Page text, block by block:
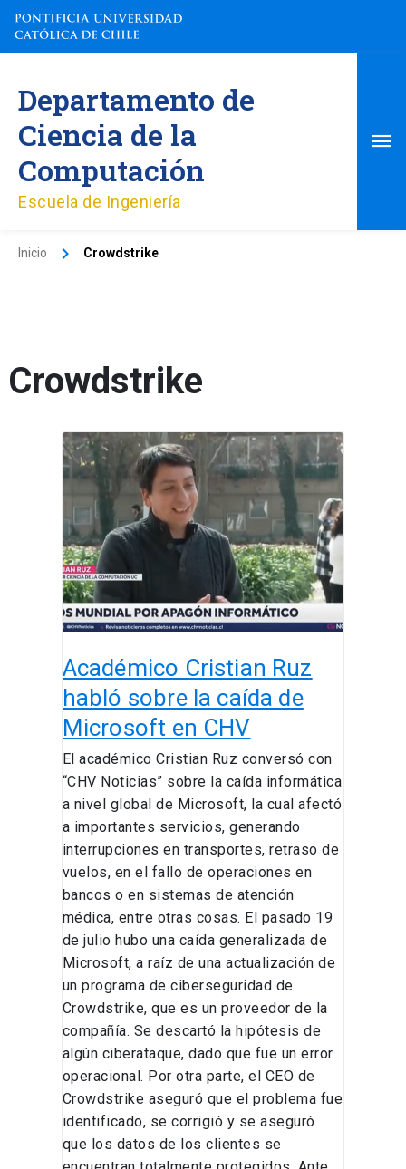
contenido
Departamento de
Ciencia de la
Computación
Escuela de Ingeniería
Inicio Crowdstrike
Crowdstrike
Académico Cristian Ruz
habló sobre la caída de
Microsoft en CHV
El académico Cristian Ruz conversó con
“CHV Noticias” sobre la caída informática
a nivel global de Microsoft, la cual afectó
a importantes servicios, generando
interrupciones en transportes, retraso de
vuelos, en el fallo de operaciones en
bancos o en sistemas de atención
médica, entre otras cosas. El pasado 19
de julio hubo una caída generalizada de
Microsoft, a raíz de una actualización de
un programa de ciberseguridad de
Crowdstrike, que es un proveedor de la
compañía. Se descartó la hipótesis de
algún ciberataque, dado que fue un error
operacional. Por otra parte, el CEO de
Crowdstrike aseguró que el problema fue
identificado, se corrigió y se aseguró
que los datos de los clientes se
Académico
Cristian
habló
sobre
la
caída
de
Microsoft
CHV